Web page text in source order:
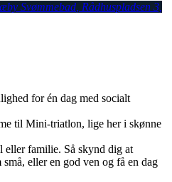
Svømmebad , Rådhuspladsen 3,
for én dag med socialt
til Mini-triatlon, lige her i skønne
eller familie. Så skynd dig at
eller en god ven og få en dag